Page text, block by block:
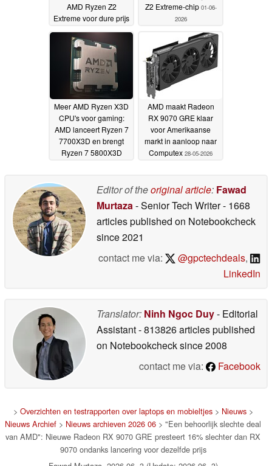
AMD Ryzen Z2
Extreme voor dure prijs
02-06-2026
Z2 Extreme-chip 01-06-
2026
Meer AMD Ryzen X3D
CPU's voor gaming:
AMD lanceert Ryzen 7
7700X3D en brengt
Ryzen 7 5800X3D
AMD maakt Radeon
RX 9070 GRE klaar
voor Amerikaanse
markt in aanloop naar
Computex 28-05-2026
Editor of theoriginal article: Fawad
Murtaza - Senior Tech Writer- 1668
articles published on Notebookcheck
since 2021
contact me via:
@gpctechdeals,
LinkedIn
Translator: Ninh Ngoc Duy- Editorial
Assistant- 813826 articles published
on Notebookchecksince 2008
contact me via:
Facebook
> Overzichten en testrapporten over laptops en mobieltjes> Nieuws>
Nieuws Archief > Nieuws archieven 2026 06 > "Een behoorlijk slechte deal
van AMD": Nieuwe Radeon RX 9070 GRE presteert 16% slechter dan RX
9070 ondanks lancering voor dezelfde prijs